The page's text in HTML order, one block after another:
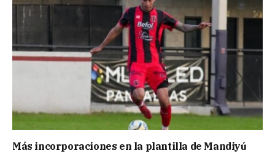
Más incorporaciones en la plantilla de Mandiyú